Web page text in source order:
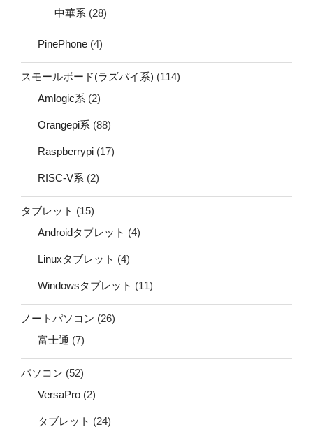
中華系 (28)
PinePhone (4)
スモールボード(ラズパイ系) (114)
Amlogic系 (2)
Orangepi系 (88)
Raspberrypi (17)
RISC-V系 (2)
タブレット (15)
Androidタブレット (4)
Linuxタブレット (4)
Windowsタブレット (11)
ノートパソコン (26)
富士通 (7)
パソコン (52)
VersaPro (2)
タブレット (24)